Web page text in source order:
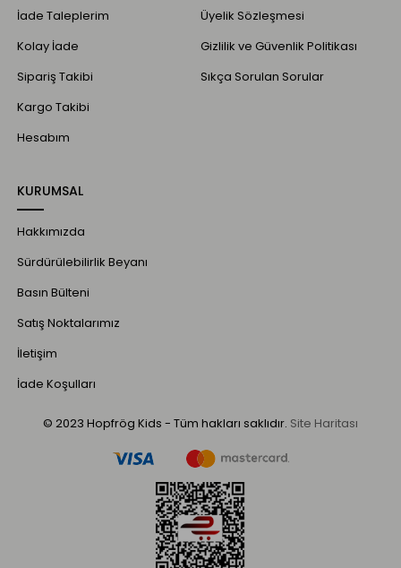
İade Taleplerim
Kolay İade
Sipariş Takibi
Kargo Takibi
Hesabım
Üyelik Sözleşmesi
Gizlilik ve Güvenlik Politikası
Sıkça Sorulan Sorular
KURUMSAL
Hakkımızda
Sürdürülebilirlik Beyanı
Basın Bülteni
Satış Noktalarımız
İletişim
İade Koşulları
© 2023 Hopfrög Kids - Tüm hakları saklıdır. Site Haritası